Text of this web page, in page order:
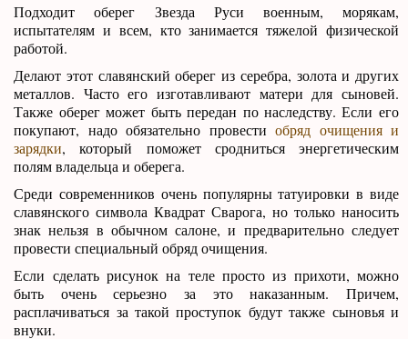
Подходит оберег Звезда Руси военным, морякам,
испытателям и всем, кто занимается тяжелой физической
работой.
Делают этот славянский оберег из серебра, золота и других
металлов. Часто его изготавливают матери для сыновей.
Также оберег может быть передан по наследству. Если его
покупают, надо обязательно провестиобряд очищения и
зарядки, который поможет сродниться энергетическим
полям владельца и оберега.
Среди современников очень популярны татуировки в виде
славянского символа Квадрат Сварога, но только наносить
знак нельзя в обычном салоне, и предварительно следует
провести специальный обряд очищения.
Если сделать рисунок на теле просто из прихоти, можно
быть очень серьезно за это наказанным. Причем,
расплачиваться за такой проступок будут также сыновья и
внуки.